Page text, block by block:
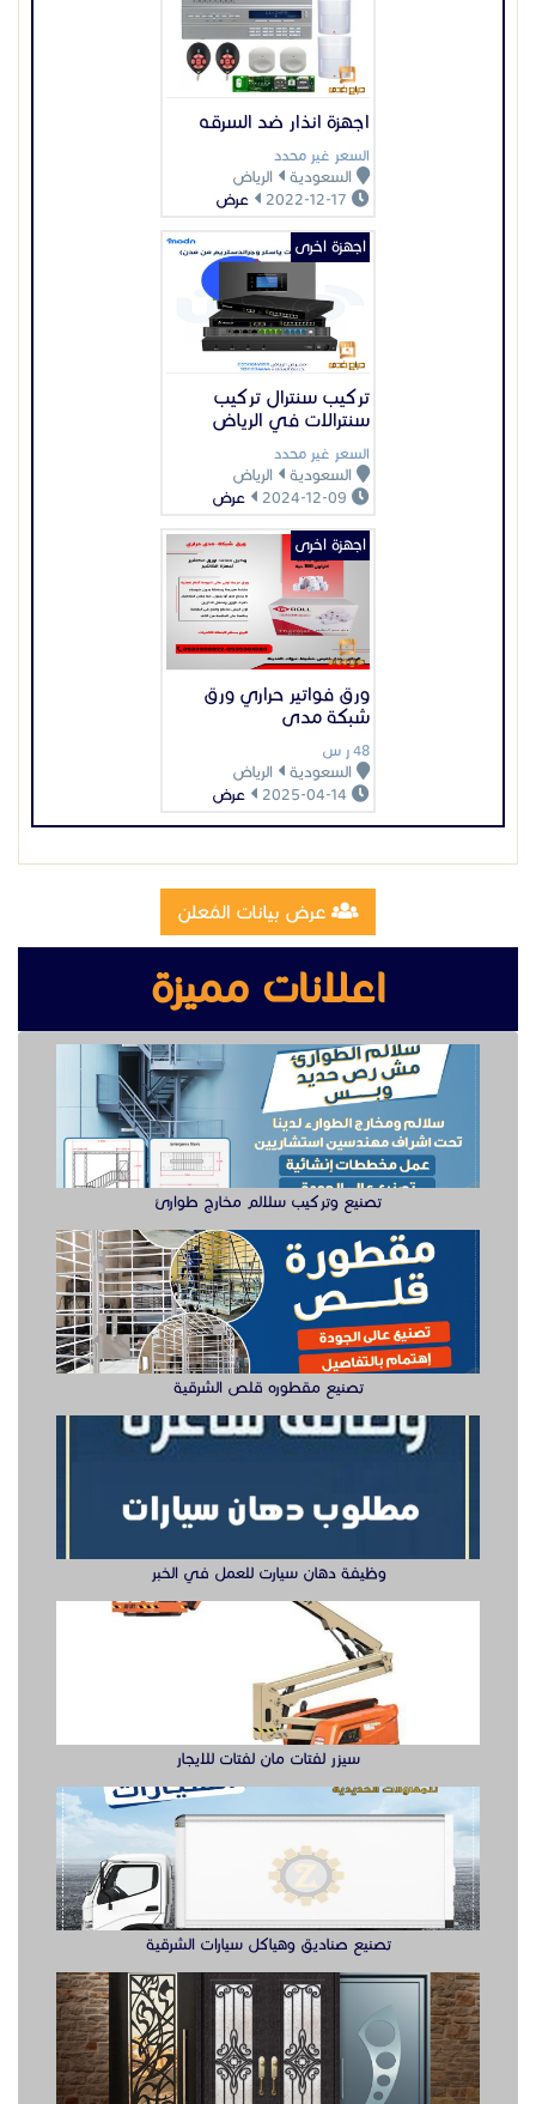
اجهزة انذار ضد السرقه
السعر غير محدد
السعودية
الرياض
عرض
تركيب سنترال تركيب
سنترالات في الرياض
السعر غير محدد
السعودية
الرياض
عرض
اجهزة اخرى
ورق فواتير حراري ورق
شبكة مدى
48 ر س
السعودية
الرياض
عرض
اجهزة اخرى
عرض بيانات المُعلن
اعلانات مميزة
تصنيع وتركيب سلالم مخارج طوارئ
تصنيع مقطوره قلص الشرقية
وظيفة دهان سيارت للعمل في الخبر
سيزر لفتات مان لفتات للايجار
تصنيع صناديق وهياكل سيارات الشرقية